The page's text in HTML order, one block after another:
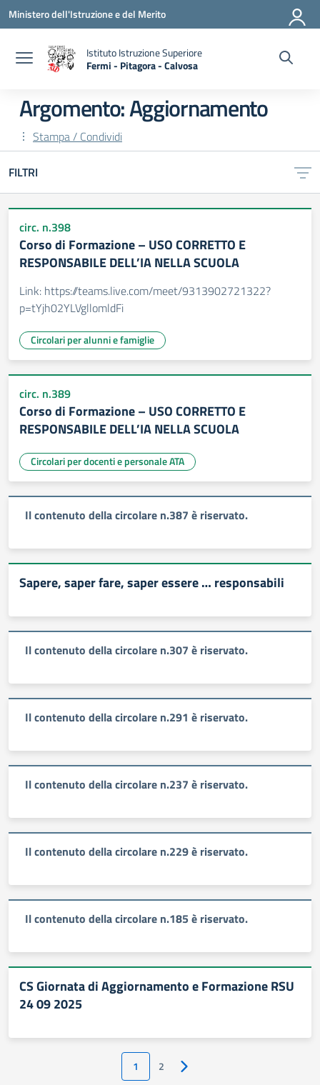
Vai ai contenuti
Vai al menu di navigazione
Vai al footer
Ministero dell'Istruzione e del Merito
Istituto Istruzione Superiore
Fermi - Pitagora - Calvosa
— Visita la pagina iniziale della scuola
Argomento: Aggiornamento
Stampa / Condividi
FILTRI
circ. n.398
Corso di Formazione – USO CORRETTO E
RESPONSABILE DELL’IA NELLA SCUOLA
Link: https://teams.live.com/meet/9313902721322?
p=tYjh02YLVgllomldFi
Circolari per alunni e famiglie
circ. n.389
Corso di Formazione – USO CORRETTO E
RESPONSABILE DELL’IA NELLA SCUOLA
Circolari per docenti e personale ATA
Il contenuto della circolare n.387 è riservato.
Sapere, saper fare, saper essere … responsabili
Il contenuto della circolare n.307 è riservato.
Il contenuto della circolare n.291 è riservato.
Il contenuto della circolare n.237 è riservato.
Il contenuto della circolare n.229 è riservato.
Il contenuto della circolare n.185 è riservato.
CS Giornata di Aggiornamento e Formazione RSU
24 09 2025
1 2 Pagina successiva